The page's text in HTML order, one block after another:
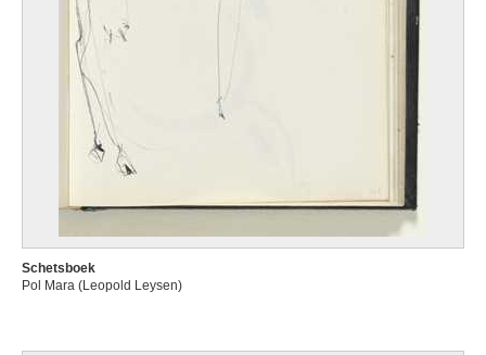
Schetsboek
Pol Mara (Leopold Leysen)